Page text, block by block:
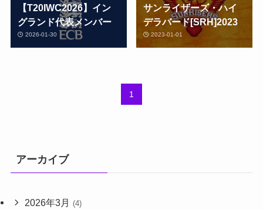
【T20IWC2026】イン
グランド代表メンバー
2026-01-30
サンライザーズ・ハイ
デラバード[SRH]2023
2023-01-01
1
アーカイブ
2026年3月 (4)